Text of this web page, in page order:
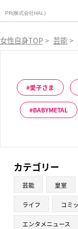
PR(株式会社HAL)
女性自身TOP > 芸能 >
愛子さま
BABYMETAL
カテゴリー
芸能 皇室
ライフ コミ
エンタメニュース